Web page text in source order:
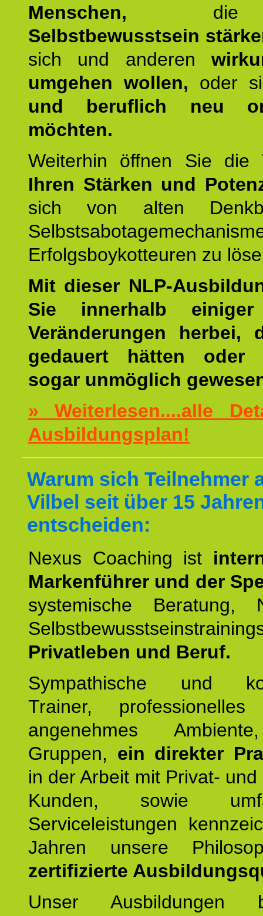
Menschen, die
Selbstbewusstsein
sich und anderen
umgehen wollen, oder
und beruflich neu
möchten.
Weiterhin öffnen Sie
Ihren Stärken und
sich von alten
Erfolgsboykotteuren zu
Mit dieser NLP-
Sie innerhalb einiger
Veränderungen herbei,
gedauert hätten oder
sogar unmöglich
» Weiterlesen....alle
Ausbildungsplan!
Warum sich Teilnehmer
Vilbel seit über 15
entscheiden:
Nexus Coaching ist
Markenführer und der
systemische Beratung,
Privatleben und Beruf.
Sympathische und
Trainer, professionelles
angenehmes
Gruppen, ein direkter
in der Arbeit mit Privat-
Kunden, sowie
Serviceleistungen
Jahren unsere
zertifizierte
Unser Ausbildungen